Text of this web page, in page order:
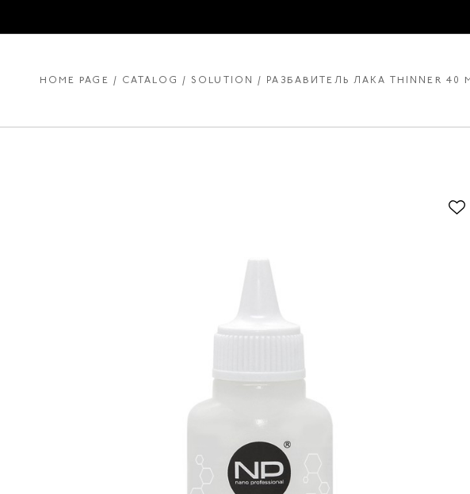
HOME PAGE CATALOG SOLUTION РАЗБАВИТЕЛЬ ЛАКА THINNER 40